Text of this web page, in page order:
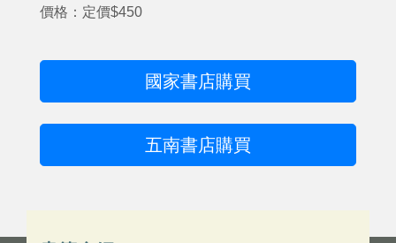
價格：定價$450
國家書店購買
五南書店購買